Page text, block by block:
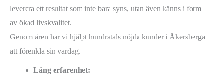
leverera ett resultat som inte bara syns, utan även känns i form
av ökad livskvalitet.
Genom åren har vi hjälpt hundratals nöjda kunder i Åkersberga
att förenkla sin vardag.
Lång erfarenhet: